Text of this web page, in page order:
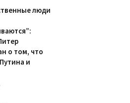
люди
о том, что
и